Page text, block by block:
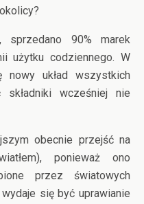
sprzedano 90% marek
użytku codziennego. W
nowy układ wszystkich
składniki wcześniej nie
obecnie przejść na
ponieważ ono
przez światowych
się być uprawianie